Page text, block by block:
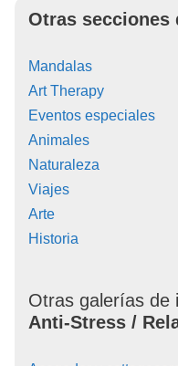
Otras secciones
Mandalas
Art Therapy
Eventos especiales
Animales
Naturaleza
Viajes
Arte
Historia
Otras galerías de
Anti-Stress /